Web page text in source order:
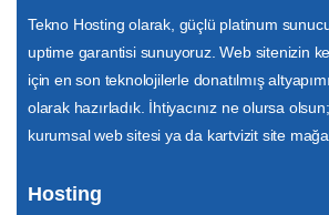
Tekno Hosting olarak, güçlü platinum
uptime garantisi sunuyoruz. Web sitenizin
için en son teknolojilerle donatılmış
olarak hazırladık. İhtiyacınız ne olursa
kurumsal web sitesi ya da kartvizit site
Hosting